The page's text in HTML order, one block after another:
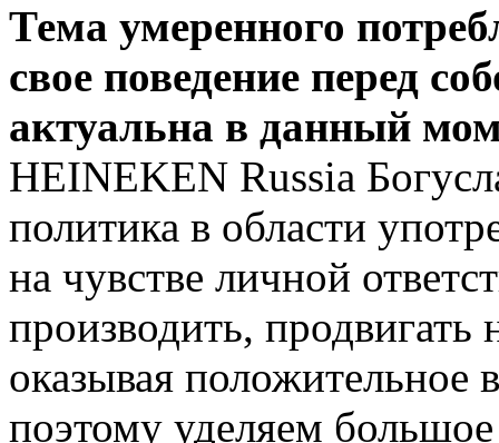
Тема умеренного
свое поведение перед
актуальна в данный
HEINEKEN Russia
политика в области
на чувстве личной
производить,
оказывая положительное
поэтому уделяем